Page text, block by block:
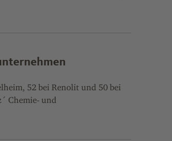
52 bei Renolit und 50 bei
Chemie- und